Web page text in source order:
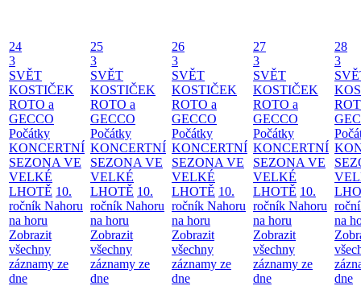
24
3
SVĚT
KOSTIČEK
ROTO a
GECCO
Počátky
KONCERTNÍ
SEZONA VE
VELKÉ
LHOTĚ 10.
ročník Nahoru
na horu
Zobrazit
všechny
záznamy ze
dne
25
3
SVĚT
KOSTIČEK
ROTO a
GECCO
Počátky
KONCERTNÍ
SEZONA VE
VELKÉ
LHOTĚ 10.
ročník Nahoru
na horu
Zobrazit
všechny
záznamy ze
dne
26
3
SVĚT
KOSTIČEK
ROTO a
GECCO
Počátky
KONCERTNÍ
SEZONA VE
VELKÉ
LHOTĚ 10.
ročník Nahoru
na horu
Zobrazit
všechny
záznamy ze
dne
27
3
SVĚT
KOSTIČEK
ROTO a
GECCO
Počátky
KONCERTNÍ
SEZONA VE
VELKÉ
LHOTĚ 10.
ročník Nahoru
na horu
Zobrazit
všechny
záznamy ze
dne
28
3
na
dne